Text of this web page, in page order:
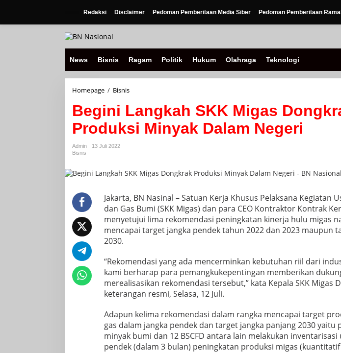
Redaksi Disclaimer Pedoman Pemberitaan Media Siber Pedoman Pemberitaan
News Bisnis Ragam Politik Hukum Olahraga Teknologi
Homepage / BisnisBegini
SKK
Migas
Dongkrak
Produksi
Begini Langkah SKK Migas
Produksi Minyak Dalam Negeri
Admin
13 Juli 2022
Bisnis
Jakarta, BN Nasinal – Satuan Kerja Khusus Pelaksana Kegiatan
dan Gas Bumi (SKK Migas) dan para CEO Kontraktor Kontrak
menyetujui lima rekomendasi peningkatan kinerja hulu migas
mencapai target jangka pendek tahun 2022 dan 2023 maupun
2030.
“Rekomendasi yang ada mencerminkan kebutuhan riil dari
kami berharap para pemangkukepentingan memberikan
merealisasikan rekomendasi tersebut,” kata Kepala SKK Migas
keterangan resmi, Selasa, 12 Juli.
Adapun kelima rekomendasi dalam rangka mencapai target
gas dalam jangka pendek dan target jangka panjang 2030 yaitu
minyak bumi dan 12 BSCFD antara lain melakukan inventarisasi
pendek (dalam 3 bulan) peningkatan produksi migas